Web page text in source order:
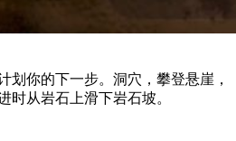
划你的下一步。洞穴，攀登悬崖，
时从岩石上滑下岩石坡。